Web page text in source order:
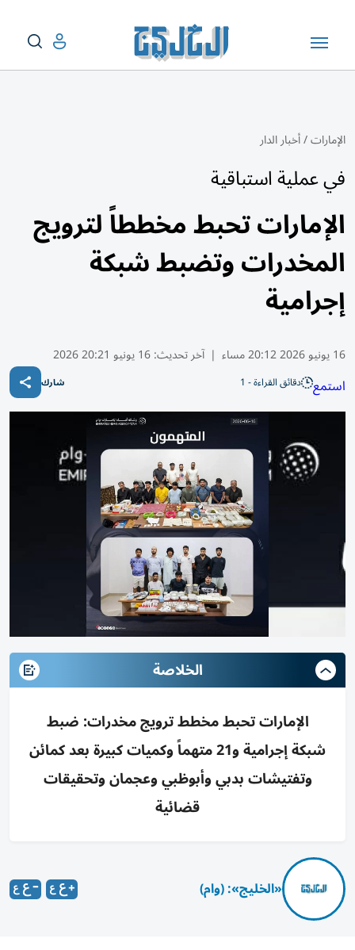
الإمارات/أخبار الدار
في عملية استباقية
الإمارات تحبط مخططاً لترويج
المخدرات وتضبط شبكة
إجرامية
16 يونيو 2026 20:12 مساء | آخر تحديث:16 يونيو 20:21 2026
استمع دقائق القراءة - 1 شارك
الخلاصة
الإمارات تحبط مخطط ترويج مخدرات: ضبط
شبكة إجرامية و21 متهماً وكميات كبيرة بعد كمائن
وتفتيشات بدبي وأبوظبي وعجمان وتحقيقات
قضائية
«الخليج»: (وام)